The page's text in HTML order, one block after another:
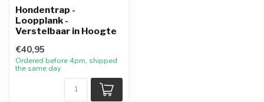
Hondentrap -
Loopplank -
Verstelbaar in Hoogte
€40,95
Ordered before 4pm, shipped
the same day